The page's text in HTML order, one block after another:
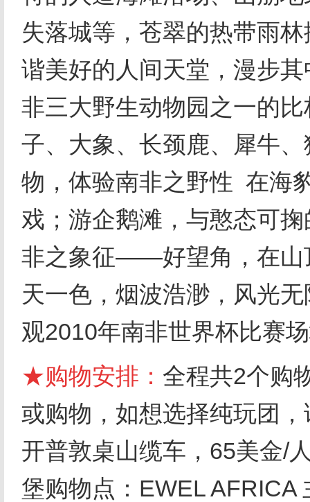
失落城等，苍翠的热带雨
谐美好的人间天堂，漫步
非三大野生动物园之一的
子、大象、长颈鹿、犀牛
物，体验南非之野性 在海
戏；游企鹅滩，与憨态可
非之象征——好望角，在山
天一色，烟波浩渺，风光
观2010年南非世界杯比赛
★购物安排： 全程共2个购
或购物，如想选择纯玩团
开普敦桌山缆车，65美金/
堡购物点：EWEL